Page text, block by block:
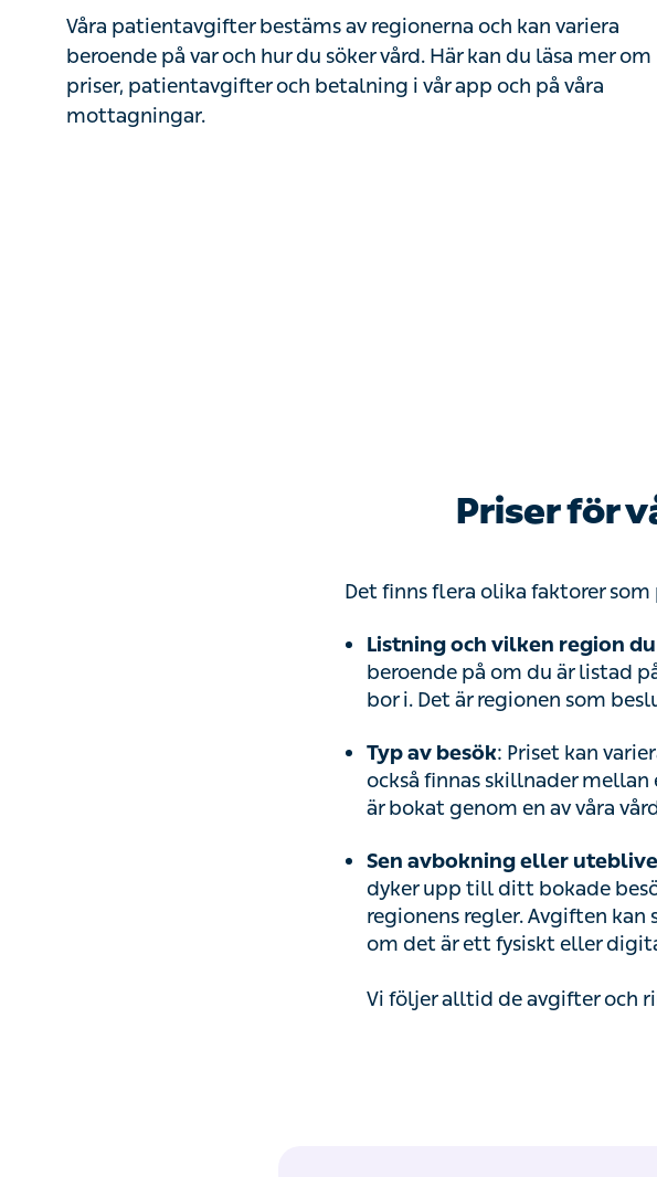
Våra patientavgifter bestäms av regionerna och kan variera
beroende på var och hur du söker vård. Här kan du läsa mer om
priser, patientavgifter och betalning i vår app och på våra
mottagningar.
Priser för
Det finns flera olika faktorer
Listning och vilken region
beroende på om du är listad
bor i. Det är regionen som
Typ av besök: Priset kan
också finnas skillnader
är bokat genom en av våra
Sen avbokning eller
dyker upp till ditt bokade
regionens regler. Avgiften
om det är ett fysiskt eller
Vi följer alltid de avgifter och